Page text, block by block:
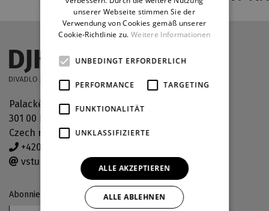
Palackého náměstí 30
301 00 Plzeň
Czech republic
+420 378 038 190
vstupenky@djkt.eu
Abonniere unseren Newsletter
unserer Webseite stimmen Sie der
Verwendung von Cookies gemäß unserer
Cookie-Richtlinie zu. Weitere Informationen
UNBEDINGT ERFORDERLICH
PERFORMANCE TARGETING
FUNKTIONALITÄT
UNKLASSIFIZIERTE
ALLE AKZEPTIEREN
ALLE ABLEHNEN